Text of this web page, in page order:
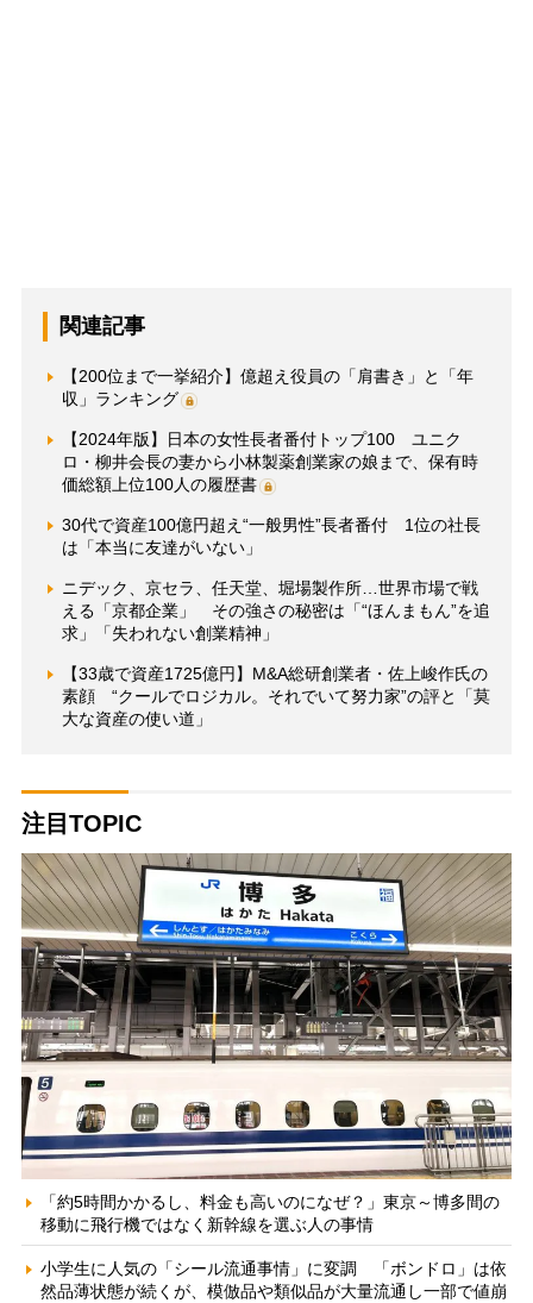
関連記事
【200位まで一挙紹介】億超え役員の「肩書き」と「年
収」ランキング
【2024年版】日本の女性長者番付トップ100 ユニク
ロ・柳井会長の妻から小林製薬創業家の娘まで、保有時
価総額上位100人の履歴書
30代で資産100億円超え“一般男性”長者番付 1位の社長
は「本当に友達がいない」
ニデック、京セラ、任天堂、堀場製作所…世界市場で戦
える「京都企業」 その強さの秘密は「“ほんまもん”を追
求」「失われない創業精神」
【33歳で資産1725億円】M&A総研創業者・佐上峻作氏の
素顔 “クールでロジカル。それでいて努力家”の評と「莫
大な資産の使い道」
注目TOPIC
「約5時間かかるし、料金も高いのになぜ？」東京～博多間の
移動に飛行機ではなく新幹線を選ぶ人の事情
小学生に人気の「シール流通事情」に変調 「ボンドロ」は依
然品薄状態が続くが、模倣品や類似品が大量流通し一部で値崩